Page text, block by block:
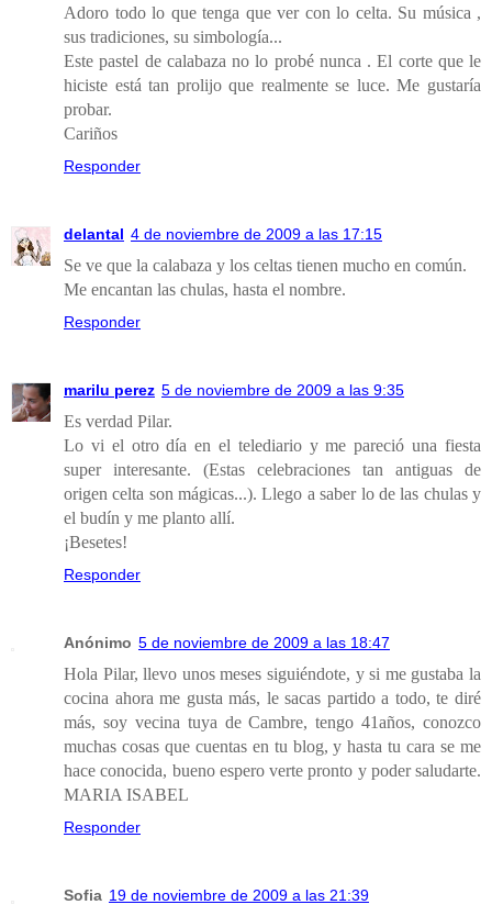
Adoro todo lo que tenga que ver con lo celta. Su música ,
sus tradiciones, su simbología...
Este pastel de calabaza no lo probé nunca . El corte que le
hiciste está tan prolijo que realmente se luce. Me gustaría
probar.
Cariños
Responder
delantal 4 de noviembre de 2009 a las 17:15
Se ve que la calabaza y los celtas tienen mucho en común.
Me encantan las chulas, hasta el nombre.
Responder
marilu perez 5 de noviembre de 2009 a las 9:35
Es verdad Pilar.
Lo vi el otro día en el telediario y me pareció una fiesta
super interesante. (Estas celebraciones tan antiguas de
origen celta son mágicas...). Llego a saber lo de las chulas y
el budín y me planto allí.
¡Besetes!
Responder
Anónimo 5 de noviembre de 2009 a las 18:47
Hola Pilar, llevo unos meses siguiéndote, y si me gustaba la
cocina ahora me gusta más, le sacas partido a todo, te diré
más, soy vecina tuya de Cambre, tengo 41años, conozco
muchas cosas que cuentas en tu blog, y hasta tu cara se me
hace conocida, bueno espero verte pronto y poder saludarte.
MARIA ISABEL
Responder
Sofia 19 de noviembre de 2009 a las 21:39